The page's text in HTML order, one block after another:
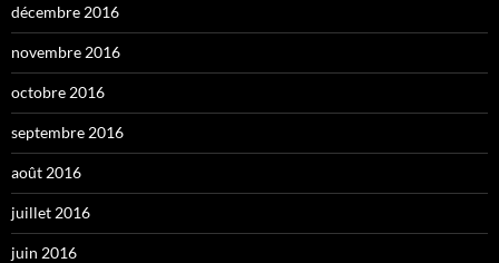
décembre 2016
novembre 2016
octobre 2016
septembre 2016
août 2016
juillet 2016
juin 2016